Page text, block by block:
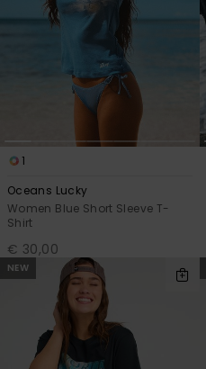
1
Oceans Lucky
Women Blue Short Sleeve T-
Shirt
€ 30,00
NEW